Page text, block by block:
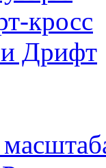
кросс
Дрифт